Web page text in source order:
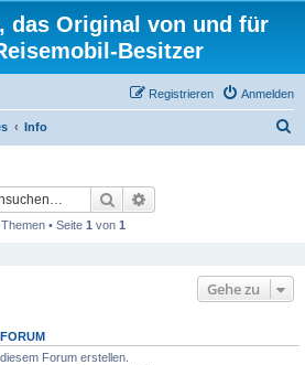
das Original von und für
Besitzer
Anmelden
Registrieren
Info
Suche
• Seite 1 von 1
Gehe zu
Forum erstellen.